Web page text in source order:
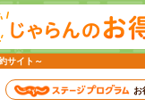
サイト～
お